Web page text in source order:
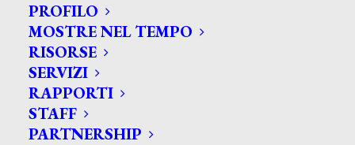
PROFILO
MOSTRE NEL TEMPO
RISORSE
SERVIZI
RAPPORTI
STAFF
PARTNERSHIP
CERCA TRA GLI ARTISTI:
Search
for: